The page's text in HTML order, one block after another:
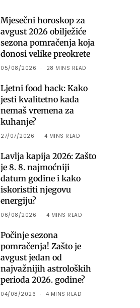
Mjesečni horoskop za
avgust 2026 obilježiće
sezona pomračenja koja
donosi velike preokrete
05/08/2026 28 MINS READ
Ljetni food hack: Kako
jesti kvalitetno kada
nemaš vremena za
kuhanje?
27/07/2026 4 MINS READ
Lavlja kapija 2026: Zašto
je 8. 8. najmoćniji
datum godine i kako
iskoristiti njegovu
energiju?
06/08/2026 4 MINS READ
Počinje sezona
pomračenja! Zašto je
avgust jedan od
najvažnijih astroloških
perioda 2026. godine?
04/08/2026 4 MINS READ